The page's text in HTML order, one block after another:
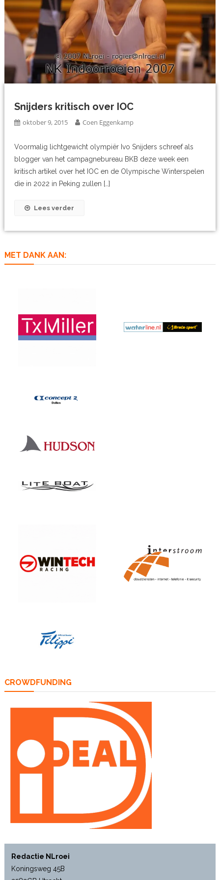
Snijders kritisch over IOC
oktober 9, 2015 Coen Eggenkamp
Voormalig lichtgewicht olympiër Ivo Snijders schreef als
blogger van het campagnebureau BKB deze week een
kritisch artikel over het IOC en de Olympische Winterspelen
die in 2022 in Peking zullen […]
Lees verder
MET DANK AAN:
CROWDFUNDING
Redactie NLroei
Koningsweg 45B